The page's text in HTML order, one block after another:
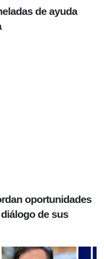
de ayuda
oportunidades
de sus